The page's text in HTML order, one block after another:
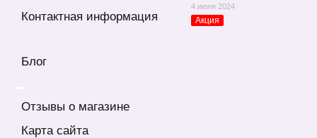
4 июля 2024
Акция
Контактная информация
Блог
Отзывы о магазине
Карта сайта